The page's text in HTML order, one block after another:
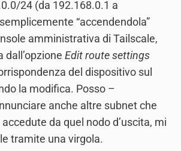
24 (da 192.168.0.1 a
“accendendola”
amministrativa di Tailscale,
dall’opzione Edit route settings
del dispositivo sul
la modifica. Posso –
anche altre subnet che
da quel nodo d’uscita, mi
tramite una virgola.